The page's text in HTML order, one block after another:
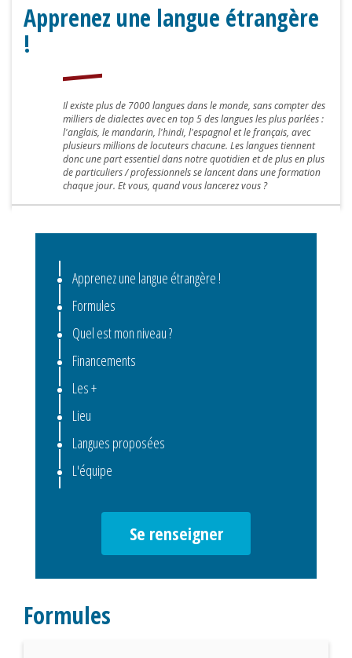
Apprenez une langue étrangère
!
Il existe plus de 7000 langues dans le monde, sans compter des
milliers de dialectes avec en top 5 des langues les plus parlées :
l'anglais, le mandarin, l'hindi, l'espagnol et le français, avec
plusieurs millions de locuteurs chacune. Les langues tiennent
donc une part essentiel dans notre quotidien et de plus en plus
de particuliers / professionnels se lancent dans une formation
chaque jour. Et vous, quand vous lancerez vous ?
Apprenez une langue étrangère !
Formules
Quel est mon niveau ?
Financements
Les +
Lieu
Langues proposées
L'équipe
Se renseigner
Formules